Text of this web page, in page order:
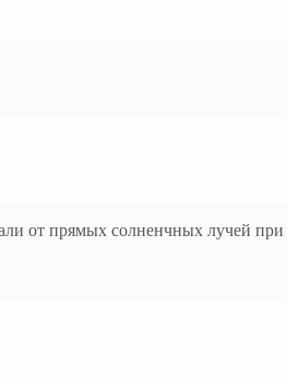
от прямых солненчных лучей